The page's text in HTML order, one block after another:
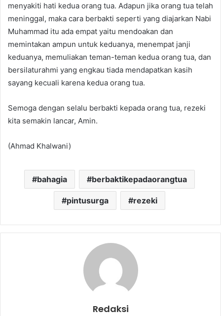
menyakiti hati kedua orang tua. Adapun jika orang tua telah
meninggal, maka cara berbakti seperti yang diajarkan Nabi
Muhammad itu ada empat yaitu mendoakan dan
memintakan ampun untuk keduanya, menempat janji
keduanya, memuliakan teman-teman kedua orang tua, dan
bersilaturahmi yang engkau tiada mendapatkan kasih
sayang kecuali karena kedua orang tua.
Semoga dengan selalu berbakti kepada orang tua, rezeki
kita semakin lancar, Amin.
(Ahmad Khalwani)
bahagia berbaktikepadaorangtua
pintusurga rezeki
Redaksi